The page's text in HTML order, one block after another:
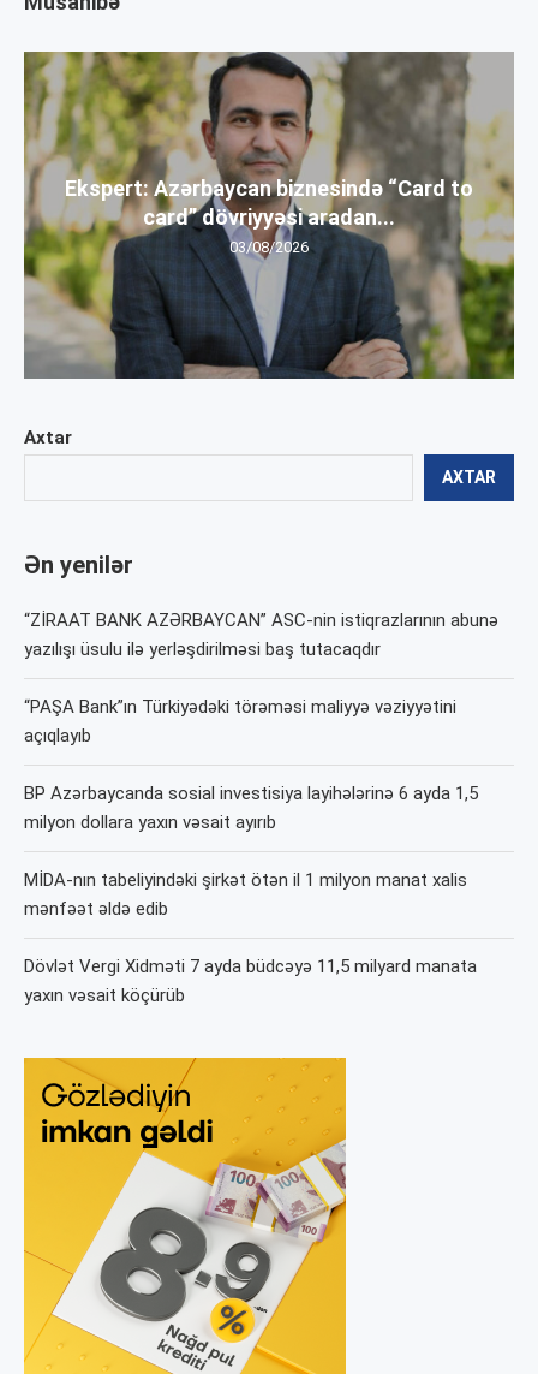
Axtar
AXTAR
Ən yenilər
“ZİRAAT BANK AZƏRBAYCAN” ASC-nin istiqrazlarının abunə
yazılışı üsulu ilə yerləşdirilməsi baş tutacaqdır
“PAŞA Bank”ın Türkiyədəki törəməsi maliyyə vəziyyətini
açıqlayıb
BP Azərbaycanda sosial investisiya layihələrinə 6 ayda 1,5
milyon dollara yaxın vəsait ayırıb
MİDA-nın tabeliyindəki şirkət ötən il 1 milyon manat xalis
mənfəət əldə edib
Dövlət Vergi Xidməti 7 ayda büdcəyə 11,5 milyard manata
yaxın vəsait köçürüb
Ekspert: Azərbaycan biznesində “Card to
card” dövriyyəsi aradan...
03/08/2026